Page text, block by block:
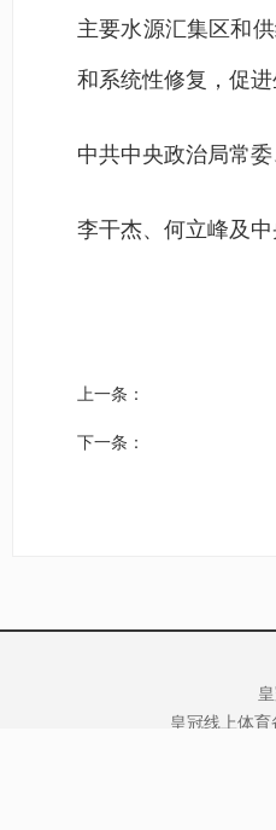
主要水源汇集区和
和系统性修复，促
中共中央政治局常
李干杰、何立峰及
上一条：
下一条：
皇冠线上体育